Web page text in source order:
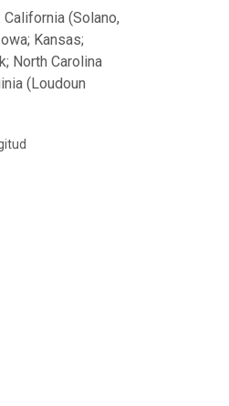
(Solano,
Kansas;
North Carolina
(Loudoun